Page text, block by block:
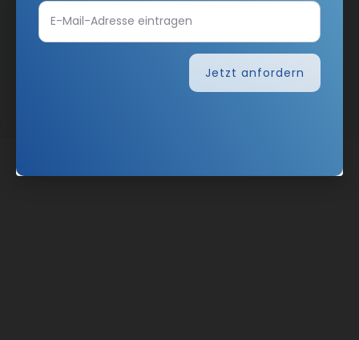
Nach obenJetzt anfordern